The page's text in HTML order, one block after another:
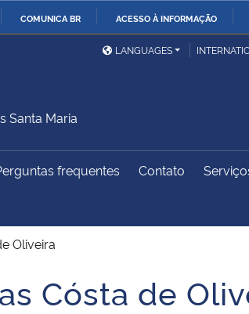
COMUNICA BR ACESSO À INFORMAÇÃO
Ministério das Relações
Exteriores
Controladoria-Geral da
LANGUAGES
Santa Maria
frequentes Contato
Oliveira
Cósta de